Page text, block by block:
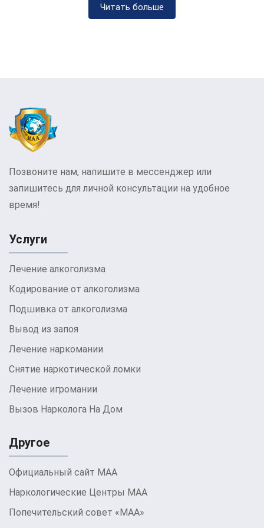
им справиться с сильным желанием пить.
создают негативные реакции при употреблении
алкоголя. Имплантаты могут быть размещены
под кожей пациента, их действие продолжается
несколько месяцев.
Психотерапевтическая поддержка также играет
важную роль в процессе кодирования.
психотерапевтами, чтобы разрешить
справляться с стрессом и искушениями.
кодирования зависит от множества факторов,
включая мотивацию пациента, степень
зависимости, а также качество и
профессионализм врачей и специалистов,
проводящих процедуры. Пациентам
укрепить свою трезвость и предотвратить
рецидивы.
Преимущества выбора
кодирования в
Читать больше
Позвоните нам, напишите в мессенджер или
запишитесь для личной консультации на удобное
время!
Услуги
Лечение алкоголизма
Кодирование от алкоголизма
Подшивка от алкоголизма
Вывод из запоя
Лечение наркомании
Снятие наркотической ломки
Лечение игромании
Вызов Нарколога На Дом
Другое
Официальный сайт МАА
Наркологические Центры МАА
Попечительский совет «МАА»